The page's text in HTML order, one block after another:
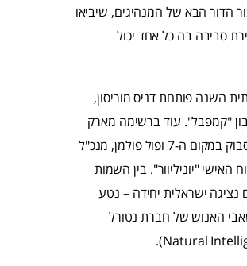
הדור הבא של המנהיגים, שיביאו
סביבה בה כל אחד יכול
השנה פותחת דניס מוריסון,
"קמפבל". עוד ברשימה מארק
צוקרברג מייסד פייסבוק במקום ה-7 ופול פולמן, מנכ"ל
האישי "יוניליוור". בין השמות
נציגה ישראלית יחידה – נטע
האנוש של חברת נטורל